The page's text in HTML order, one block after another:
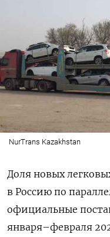
NurTrans Kazakhstan
Доля новых
в Россию по
официальные
января–февраля